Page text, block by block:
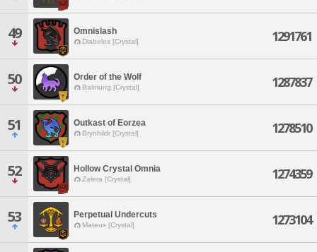
49 Omnislash
Diabolos [Crystal] 1291761
50 Order of the Wolf
Balmung [Crystal] 1287837
51 Outkast of Eorzea
Brynhildr [Crystal] 1278510
52 Hollow Crystal Omnia
Zalera [Crystal] 1274359
53 Perpetual Undercuts
Mateus [Crystal] 1273104